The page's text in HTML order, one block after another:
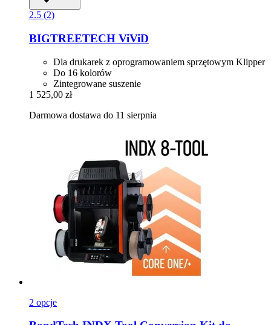
2.5 (2)
BIGTREETECH ViViD
Dla drukarek z oprogramowaniem sprzętowym Klipper
Do 16 kolorów
Zintegrowane suszenie
1 525,00 zł
Darmowa dostawa do 11 sierpnia
2 opcje